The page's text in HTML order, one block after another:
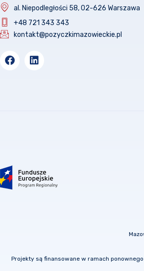
al. Niepodległości 58, 02-626 Warszawa
+48 721 343 343
kontakt@pozyczkimazowieckie.pl
Projekty są finansowane w ramach